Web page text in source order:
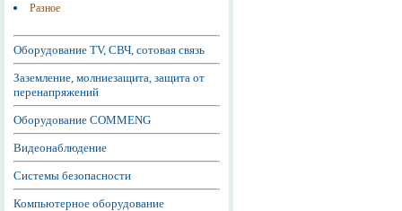
Разное
Оборудование TV, СВЧ, сотовая связь
Заземление, молниезащита, защита от
перенапряжений
Оборудование COMMENG
Видеонаблюдение
Системы безопасности
Компьютерное оборудование